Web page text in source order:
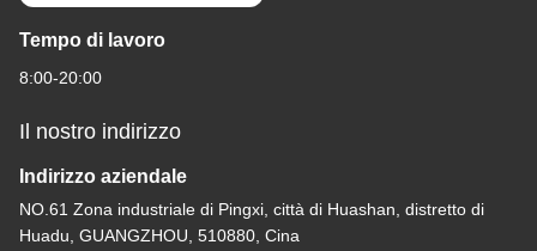
Tempo di lavoro
8:00-20:00
Il nostro indirizzo
Indirizzo aziendale
NO.61 Zona industriale di Pingxi, città di Huashan, distretto di
Huadu, GUANGZHOU, 510880, Cina